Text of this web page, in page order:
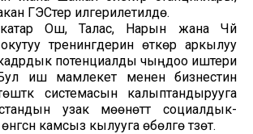
ГЭСтер илгерилетилүүдө.
Ош, Талас, Нарын жана Чүй
тренингдерин өткөрүү аркылуу
потенциалды чыңдоо иштери
иш мамлекет менен бизнестин
системасын калыптандырууга
узак мөөнөттүү социалдык-
камсыз кылууга өбөлгө түзөт.